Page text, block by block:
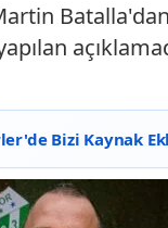
Bizi Kaynak